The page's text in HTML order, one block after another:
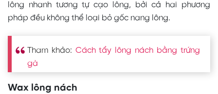
lông nhanh tương tự cạo lông, bởi cả hai phương
pháp đều không thể loại bỏ gốc nang lông.
Tham khảo: Cách tẩy lông nách bằng trứng
gà
Wax lông nách